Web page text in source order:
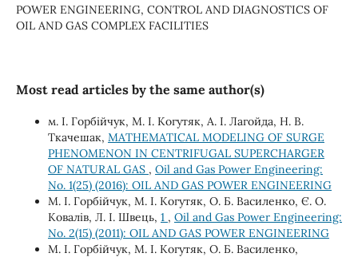
POWER ENGINEERING, CONTROL AND DIAGNOSTICS OF
OIL AND GAS COMPLEX FACILITIES
Most read articles by the same author(s)
м. І. Горбійчук, М. І. Когутяк, А. І. Лагойда, Н. В.
Ткачешак, MATHEMATICAL MODELING OF SURGE
PHENOMENON IN CENTRIFUGAL SUPERCHARGER
OF NATURAL GAS , Oil and Gas Power Engineering:
No. 1(25) (2016): OIL AND GAS POWER ENGINEERING
М. І. Горбійчук, М. І. Когутяк, О. Б. Василенко, Є. О.
Ковалів, Л. І. Швець, 1 , Oil and Gas Power Engineering:
No. 2(15) (2011): OIL AND GAS POWER ENGINEERING
М. І. Горбійчук, М. І. Когутяк, О. Б. Василенко,